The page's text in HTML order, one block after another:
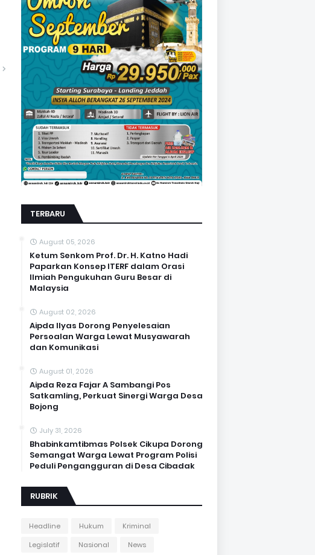
TERBARU
August 05, 2026
Ketum Senkom Prof. Dr. H. Katno Hadi
Paparkan Konsep ITERF dalam Orasi
Ilmiah Pengukuhan Guru Besar di
Malaysia
August 02, 2026
Aipda Ilyas Dorong Penyelesaian
Persoalan Warga Lewat Musyawarah
dan Komunikasi
August 01, 2026
Aipda Reza Fajar A Sambangi Pos
Satkamling, Perkuat Sinergi Warga Desa
Bojong
July 31, 2026
Bhabinkamtibmas Polsek Cikupa Dorong
Semangat Warga Lewat Program Polisi
Peduli Pengangguran di Desa Cibadak
RUBRIK
Headline Hukum
Kriminal
Legislatif
Nasional News